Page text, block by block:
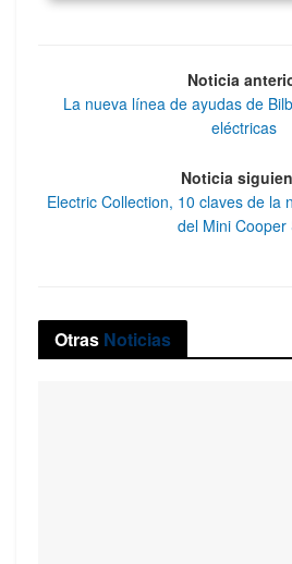
Noticia
La nueva línea de ayudas de
eléctricas
Noticia
Electric Collection, 10 claves de la
del Mini Cooper
Otras Noticias